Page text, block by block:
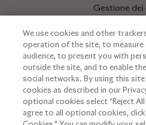
Gestione dei
Press
We use cookies and other
operation of the site, to measure
audience, to present you with
outside the site, and to enable
social networks. By using this
cookies as described in our
optional cookies select “Reject
agree to all optional cookies,